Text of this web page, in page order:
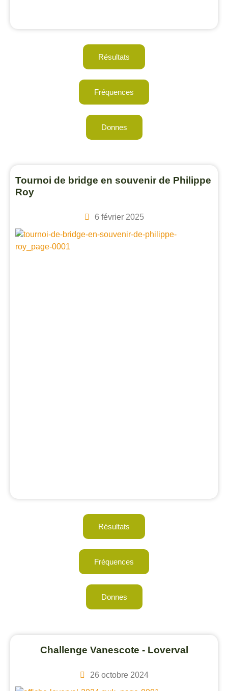
Résultats
Fréquences
Donnes
Tournoi de bridge en souvenir de Philippe
Roy
6 février 2025
Résultats
Fréquences
Donnes
Challenge Vanescote - Loverval
26 octobre 2024